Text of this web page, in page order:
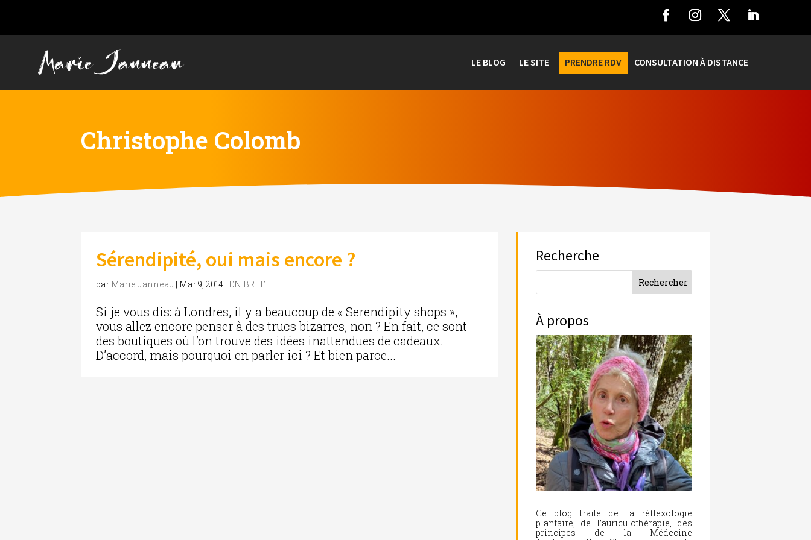
LE BLOG LE SITE PRENDRE RDV CONSULTATION À DISTANCE
Christophe Colomb
Sérendipité, oui mais encore ?
par Marie Janneau | Mar 9, 2014 | EN BREF
Si je vous dis: à Londres, il y a beaucoup de « Serendipity shops »,
vous allez encore penser à des trucs bizarres, non ? En fait, ce sont
des boutiques où l’on trouve des idées inattendues de cadeaux.
D’accord, mais pourquoi en parler ici ? Et bien parce...
Recherche
À propos
Ce blog traite de la réflexologie
plantaire, de l’auriculothérapie, des
principes de la Médecine